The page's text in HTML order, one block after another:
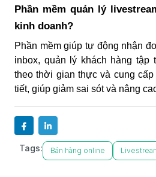
Phần mềm quản lý
kinh doanh?
Phần mềm giúp tự động nhận
inbox, quản lý khách hàng tập
theo thời gian thực và cung
tiết, giúp giảm sai sót và nâng
Tags: Bán hàng online